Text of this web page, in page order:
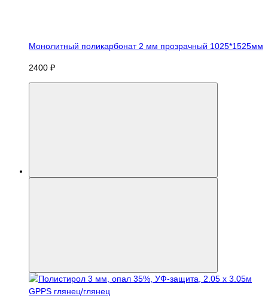
Монолитный поликарбонат 2 мм прозрачный 1025*1525мм
2400 ₽